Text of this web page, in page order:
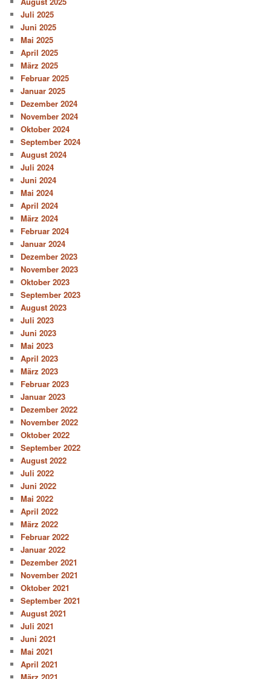
Juli 2025
Juni 2025
Mai 2025
April 2025
März 2025
Februar 2025
Januar 2025
Dezember 2024
November 2024
Oktober 2024
September 2024
August 2024
Juli 2024
Juni 2024
Mai 2024
April 2024
März 2024
Februar 2024
Januar 2024
Dezember 2023
November 2023
Oktober 2023
September 2023
August 2023
Juli 2023
Juni 2023
Mai 2023
April 2023
März 2023
Februar 2023
Januar 2023
Dezember 2022
November 2022
Oktober 2022
September 2022
August 2022
Juli 2022
Juni 2022
Mai 2022
April 2022
März 2022
Februar 2022
Januar 2022
Dezember 2021
November 2021
Oktober 2021
September 2021
August 2021
Juli 2021
Juni 2021
Mai 2021
April 2021
März 2021